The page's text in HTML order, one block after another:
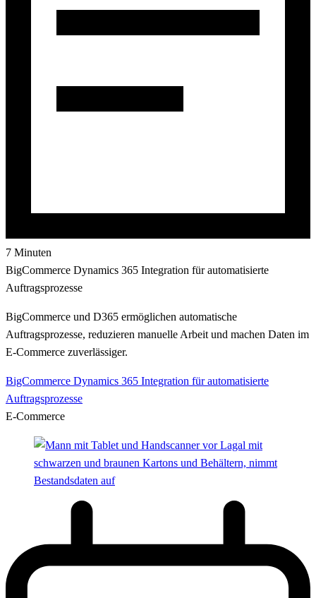
7 Minuten
BigCommerce Dynamics 365 Integration für automatisierte
Auftragsprozesse
BigCommerce und D365 ermöglichen automatische
Auftragsprozesse, reduzieren manuelle Arbeit und machen Daten im
E-Commerce zuverlässiger.
BigCommerce Dynamics 365 Integration für automatisierte
Auftragsprozesse
E-Commerce